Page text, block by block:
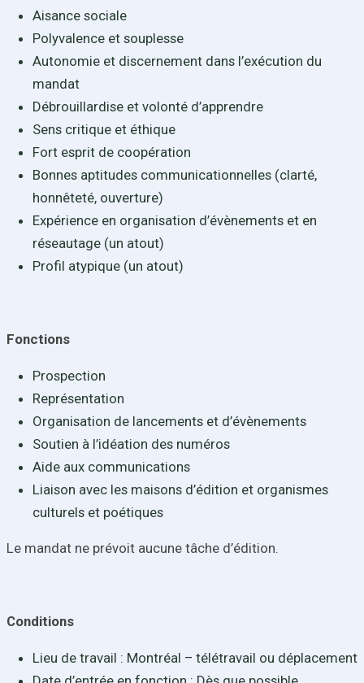
Aisance sociale
Polyvalence et souplesse
Autonomie et discernement dans l’exécution du
mandat
Débrouillardise et volonté d’apprendre
Sens critique et éthique
Fort esprit de coopération
Bonnes aptitudes communicationnelles (clarté,
honnêteté, ouverture)
Expérience en organisation d’évènements et en
réseautage (un atout)
Profil atypique (un atout)
Fonctions
Prospection
Représentation
Organisation de lancements et d’évènements
Soutien à l’idéation des numéros
Aide aux communications
Liaison avec les maisons d’édition et organismes
culturels et poétiques
Le mandat ne prévoit aucune tâche d’édition.
Conditions
Lieu de travail : Montréal – télétravail ou déplacement